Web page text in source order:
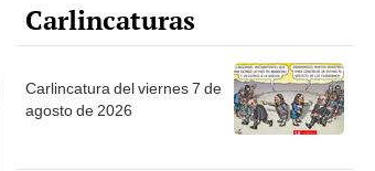
Carlincaturas
Carlincatura del viernes 7 de
agosto de 2026